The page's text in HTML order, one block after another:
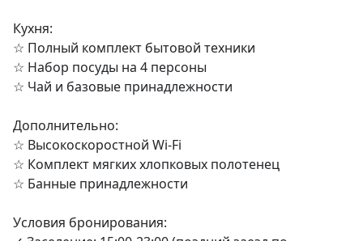
Кухня:
☆︎ Полный комплект бытовой техники
☆︎ Набор посуды на 4 персоны
☆︎ Чай и базовые принадлежности
Дополнительно:
☆︎ Высокоскоростной Wi-Fi
☆︎ Комплект мягких хлопковых полотенец
☆︎ Банные принадлежности
Условия бронирования: